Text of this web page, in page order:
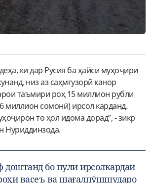
ки дар Русия ба ҳайси муҳоҷири
низ аз саҳмгузорӣ канор
таъмири роҳ 15 миллион рубли
миллион сомонӣ) ирсол карданд.
то ҳол идома дорад”, - зикр
Нуриддинзода.
доштанд бо пули ирсолкардаи
васеъ ва шағалпӯшшударо